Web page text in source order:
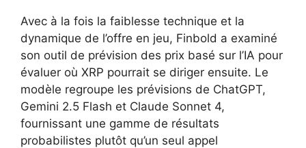
Avec à la fois la faiblesse technique et la
dynamique de l’offre en jeu, Finbold a examiné
son outil de prévision des prix basé sur l’IA pour
évaluer où XRP pourrait se diriger ensuite. Le
modèle regroupe les prévisions de ChatGPT,
Gemini 2.5 Flash et Claude Sonnet 4,
fournissant une gamme de résultats
probabilistes plutôt qu’un seul appel